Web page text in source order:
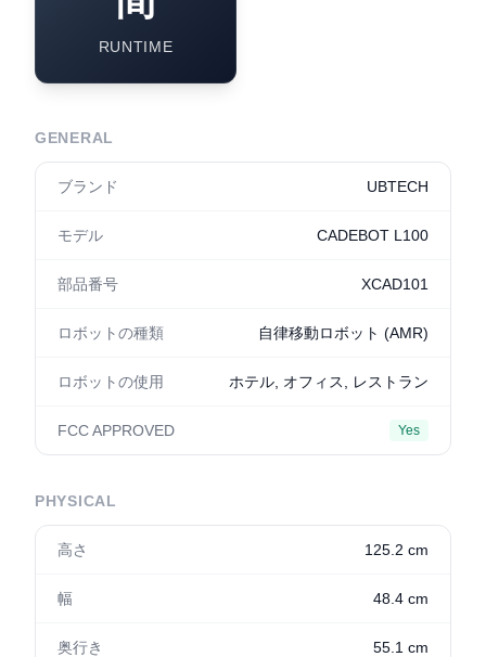
RUNTIME
GENERAL
ブランド UBTECH
モデル CADEBOT L100
部品番号 XCAD101
ロボットの種類 自律移動ロボット (AMR)
ロボットの使用 ホテル, オフィス, レストラン
FCC APPROVED Yes
PHYSICAL
高さ 125.2 cm
幅 48.4 cm
奥行き 55.1 cm